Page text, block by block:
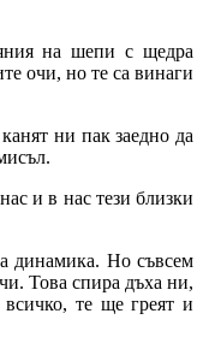
на шепи с щедра
очи, но те са винаги
ни пак заедно да
и в нас тези близки
динамика. Но съвсем
Това спира дъха ни,
те ще греят и